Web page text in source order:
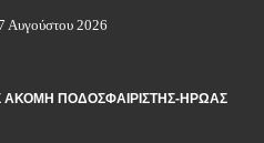
Αυγούστου 2026
ΠΟΔΟΣΦΑΙΡΙΣΤΉΣ-ΉΡΩΑΣ ΤΗΣ